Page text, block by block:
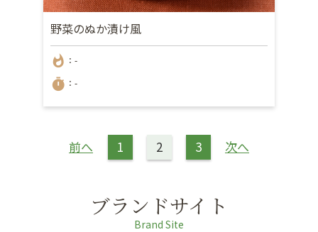
野菜のぬか漬け風
whatshot ：-
timer ：-
前へ 1 2 3 次へ
ブランドサイト
Brand Site